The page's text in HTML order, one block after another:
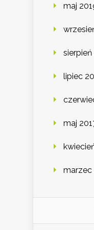
maj
sierpień
lipiec
maj
marzec